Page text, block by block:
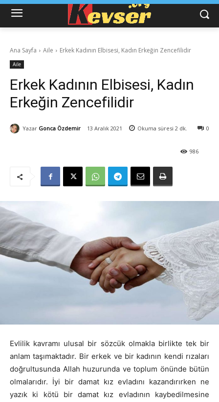
Ana Sayfa Aile Erkek Kadının Elbisesi, Kadın Erkeğin Zencefilidir
Aile
Erkek Kadının Elbisesi, Kadın
Erkeğin Zencefilidir
Yazar Gonca Özdemir 13 Aralık 2021 Okuma süresi 2 dk. 0
986
Evlilik kavramı ulusal bir sözcük olmakla birlikte tek bir
anlam taşımaktadır. Bir erkek ve bir kadının kendi rızaları
doğrultusunda Allah huzurunda ve toplum önünde bütün
olmalarıdır. İyi bir damat kız evladını kazandırırken ne
yazık ki kötü bir damat kız evladının kaybedilmesine